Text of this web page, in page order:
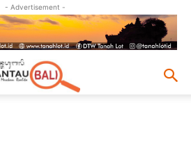
- Advertisement -